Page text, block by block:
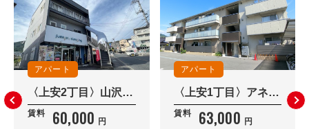
アパート
〈上安2丁目〉山沢ビル 301
賃料 60,000 円
アパート
〈上安1丁目〉アネックス伍番館 303
賃料 63,000 円